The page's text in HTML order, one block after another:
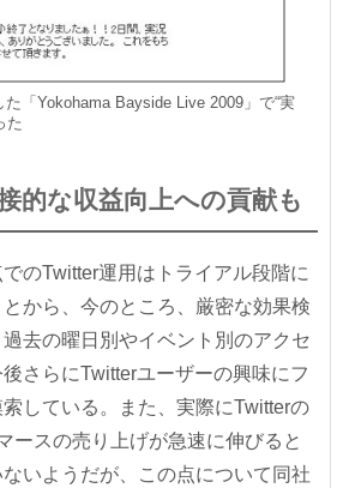
「Yokohama Bayside Live 2009」で“実
た
的な収益向上への貢献も
のTwitter運用はトライアル段階に
から、今のところ、厳密な効果検
去の曜日別やイベント別のアクセ
さらにTwitterユーザーの興味にフ
している。また、実際にTwitterの
ースの売り上げが急速に伸びると
いようだが、この点について同社